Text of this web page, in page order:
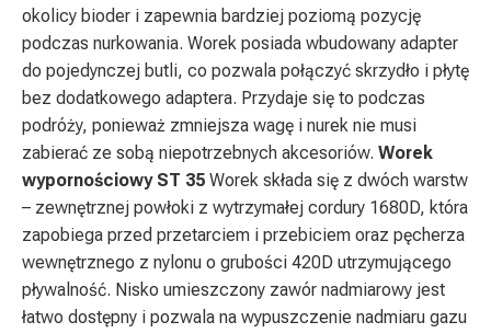
okolicy bioder i zapewnia bardziej poziomą pozycję
podczas nurkowania. Worek posiada wbudowany adapter
do pojedynczej butli, co pozwala połączyć skrzydło i płytę
bez dodatkowego adaptera. Przydaje się to podczas
podróży, ponieważ zmniejsza wagę i nurek nie musi
zabierać ze sobą niepotrzebnych akcesoriów. Worek
wypornościowy ST 35 Worek składa się z dwóch warstw
– zewnętrznej powłoki z wytrzymałej cordury 1680D, która
zapobiega przed przetarciem i przebiciem oraz pęcherza
wewnętrznego z nylonu o grubości 420D utrzymującego
pływalność. Nisko umieszczony zawór nadmiarowy jest
łatwo dostępny i pozwala na wypuszczenie nadmiaru gazu